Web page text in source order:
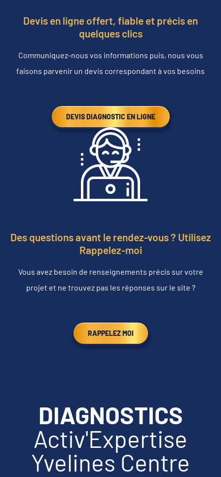
Devis en ligne offert, fiable et précis en
quelques clics
Communiquez-nous vos informations puis, nous vous
faisons parvenir un devis correspondant à vos besoins
DEVIS DIAGNOSTIC EN LIGNE
Des questions avant le rendez-vous ? Utilisez
Rappelez-moi
Vous avez besoin de renseignements précis sur votre
projet et ne trouvez pas les réponses sur le site ?
RAPPELEZ MOI
DIAGNOSTICS
Activ'Expertise
Yvelines Centre